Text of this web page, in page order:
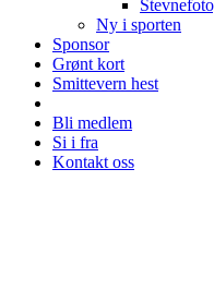
Ny i sporten
Sponsor
Grønt kort
Smittevern hest
Bli medlem
Si i fra
Kontakt oss